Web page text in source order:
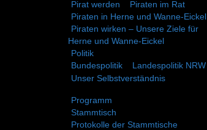
Pirat werden
Piraten im Rat
Piraten in Herne und Wanne-Eickel
Piraten wirken – Unsere Ziele für
Herne und Wanne-Eickel
Politik
Bundespolitik
Landespolitik NRW
Unser Selbstverständnis
Programm
Stammtisch
Protokolle der Stammtische